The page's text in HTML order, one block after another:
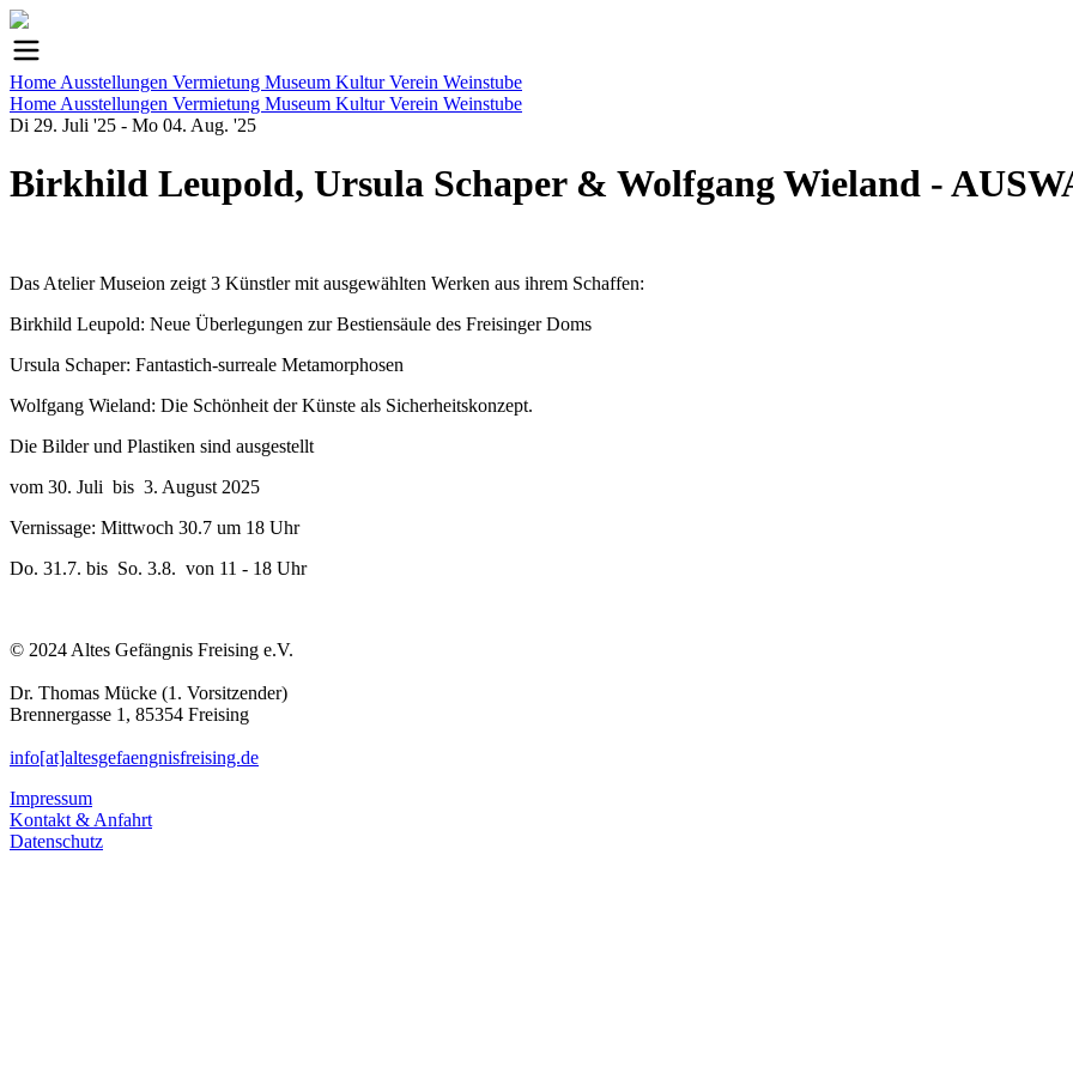
Home Ausstellungen Vermietung Museum KulturVerein Weinstube
Home Ausstellungen Vermietung Museum KulturVerein Weinstube
Di 29. Juli '25 - Mo 04. Aug. '25
Birkhild Leupold, Ursula Schaper & Wolfgang Wieland -
Das Atelier Museion zeigt 3 Künstler mit ausgewählten Werken aus ihrem Schaffen:
Birkhild Leupold: Neue Überlegungen zur Bestiensäule des Freisinger Doms
Ursula Schaper: Fantastich-surreale Metamorphosen
Wolfgang Wieland: Die Schönheit der Künste als Sicherheitskonzept.
Die Bilder und Plastiken sind ausgestellt
vom 30. Juli bis 3. August 2025
Vernissage: Mittwoch 30.7 um 18 Uhr
Do. 31.7. bis So. 3.8. von 11 - 18 Uhr
© 2024 Altes Gefängnis Freising e.V.
Dr. Thomas Mücke (1. Vorsitzender)
Brennergasse 1, 85354 Freising
info[at]altesgefaengnisfreising.de
Impressum
Kontakt & Anfahrt
Datenschutz